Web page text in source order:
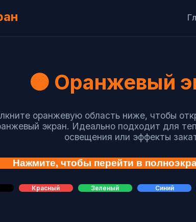
🟠 Оранжевый
оранжевую область ниже, чтобы
экран. Идеально подходит для
освещения или эффекты
Нажмите, чтобы перейти в
Красный Зеленый Синий